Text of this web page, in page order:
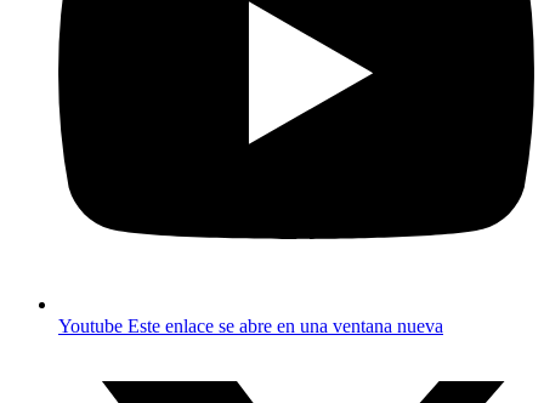
Youtube Este enlace se abre en una ventana nueva